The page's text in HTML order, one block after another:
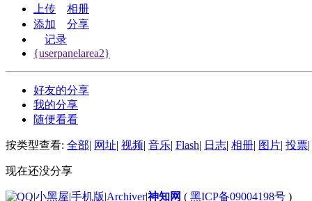
上传
相册
添加
分享
记录
{userpanelarea2}
好友的分享
我的分享
随便看看
按类型查看: 全部| 网址| 视频| 音乐| Flash| 日志| 相册| 图片| 投票|
现在还没分享
|小黑屋|手机版|Archiver|神知网 ( 黑ICP备09004198号 )